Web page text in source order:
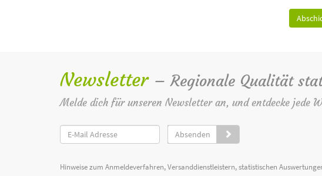
Newsletter – Regionale Qualität
Melde dich für unseren Newsletter an, und entdecke jede
Absenden
Hinweise zum Anmeldeverfahren, Versanddienstleistern, statistischen